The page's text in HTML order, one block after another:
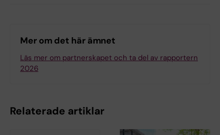
Mer om det här ämnet
Läs mer om partnerskapet och ta del av rapportern
2026
Relaterade artiklar